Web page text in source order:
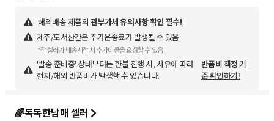
해외배송 제품의 관부가세 유의사항 확인 필수!
제주/도서산간은 추가운송료가 발생될 수 있음
*각 셀러가 배송시작 시 추가비용을 요청할 수 있음
'발송 준비중' 상태부터는 환불 진행 시, 사유에 따라
현지/해외 반품비가 발생할 수 있습니다.
반품비 책정 기
준 확인하기!
🌈독독한남매 셀러